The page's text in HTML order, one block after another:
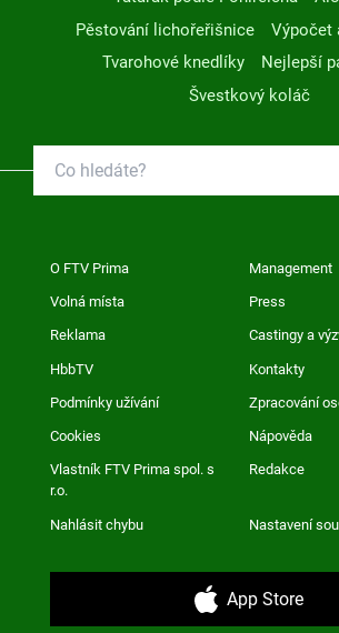
Pěstování lichořeřišnice
Výpočet
Tvarohové knedlíky
Nejlepší
Švestkový koláč
O FTV Prima Management
Volná místa Press
Reklama Castingy a
HbbTV Kontakty
Podmínky užívání Zpracování
Cookies Nápověda
Vlastník FTV Prima spol. s
r.o.
Redakce
Nahlásit chybu Nastavení
App Store